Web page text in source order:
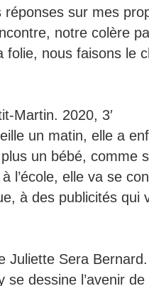
réponses sur mes
notre colère
folie, nous faisons le
Martin. 2020, 3′
un matin, elle a
un bébé, comme
l’école, elle va se
à des publicités qui
Juliette Sera Bernard.
se dessine l’avenir